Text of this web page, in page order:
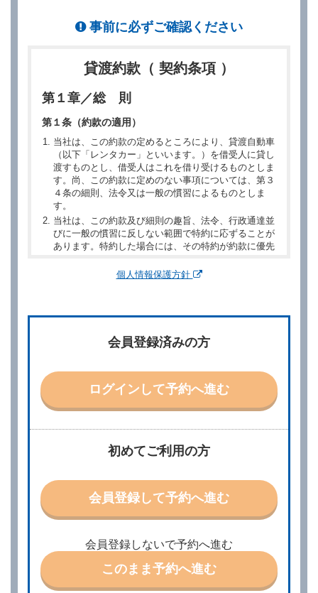
事前に必ずご確認ください
貸渡約款（ 契約条項 ）
第１章／総 則
第１条（約款の適用）
当社は、この約款の定めるところにより、貸渡自動車
（以下「レンタカー」といいます。）を借受人に貸し
渡すものとし、借受人はこれを借り受けるものとしま
す。尚、この約款に定めのない事項については、第３
４条の細則、法令又は一般の慣習によるものとしま
す。
当社は、この約款及び細則の趣旨、法令、行政通達並
びに一般の慣習に反しない範囲で特約に応ずることが
あります。特約した場合には、その特約が約款に優先
別に定める料金表等に同意のうえ、別に定める方法に
他の借受条件（以下「借受条件」といいます。）を明
示して予約の申込みを行うことができます。なお、当
社は、電話連絡並びに電子メールによる予約に応じま
責任を負わないものとします。
当社は、借受人から予約の申込みがあったときは、原
則として、当社の保有するレンタカーの範囲内で予約
特に認める場合を除き、別に定める予約申込金を支払
うものとします。
第３条（予約の変更）
ときは、あらかじめ当社の承諾を受けなければならな
いものとします。
第４条（予約の取消し等）
個人情報保護方針
初めてご利用の方
会員登録して予約へ進む
会員登録しないで予約へ進む
このまま予約へ進む
会員登録済みの方
ログインして予約へ進む